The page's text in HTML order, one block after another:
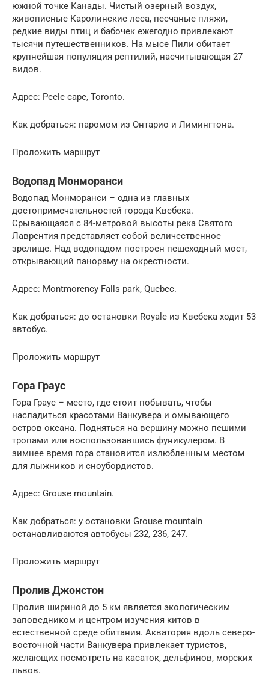
южной точке Канады. Чистый озерный воздух,
живописные Каролинские леса, песчаные пляжи,
редкие виды птиц и бабочек ежегодно привлекают
тысячи путешественников. На мысе Пили обитает
крупнейшая популяция рептилий, насчитывающая 27
видов.
Адрес: Peele cape, Toronto.
Как добраться: паромом из Онтарио и Лимингтона.
Проложить маршрут
Водопад Монморанси
Водопад Монморанси – одна из главных
достопримечательностей города Квебека.
Срывающаяся с 84-метровой высоты река Святого
Лаврентия представляет собой величественное
зрелище. Над водопадом построен пешеходный мост,
открывающий панораму на окрестности.
Адрес: Montmorency Falls park, Quebec.
Как добраться: до остановки Royale из Квебека ходит 53
автобус.
Проложить маршрут
Гора Граус
Гора Граус – место, где стоит побывать, чтобы
насладиться красотами Ванкувера и омывающего
остров океана. Подняться на вершину можно пешими
тропами или воспользовавшись фуникулером. В
зимнее время гора становится излюбленным местом
для лыжников и сноубордистов.
Адрес: Grouse mountain.
Как добраться: у остановки Grouse mountain
останавливаются автобусы 232, 236, 247.
Проложить маршрут
Пролив Джонстон
Пролив шириной до 5 км является экологическим
заповедником и центром изучения китов в
естественной среде обитания. Акватория вдоль северо-
восточной части Ванкувера привлекает туристов,
желающих посмотреть на касаток, дельфинов, морских
львов.